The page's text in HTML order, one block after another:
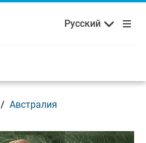
Français Русский
Русский
Австралия